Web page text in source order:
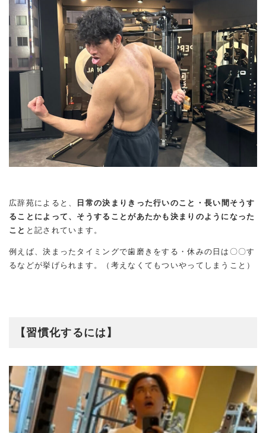
広辞苑によると、
日常の決まりきった行いのこと・長い間そうす
ることによって、そうすることがあたかも決まりのようになった
こと と記されています。
例えば、決まったタイミングで歯磨きをする・休みの日は〇〇す
るなどが挙げられます。（考えなくてもついやってしまうこと）
【習慣化するには】